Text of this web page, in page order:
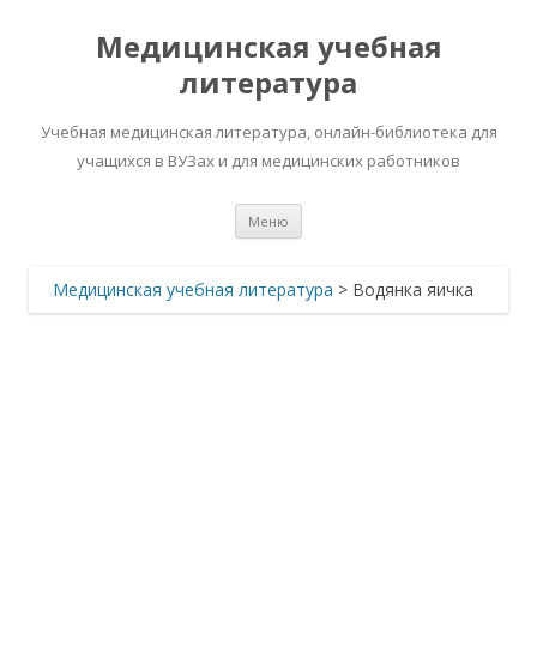
Медицинская учебная
литература
Учебная медицинская литература, онлайн-библиотека для
учащихся в ВУЗах и для медицинских работников
Меню
Медицинская учебная литература > Водянка яичка